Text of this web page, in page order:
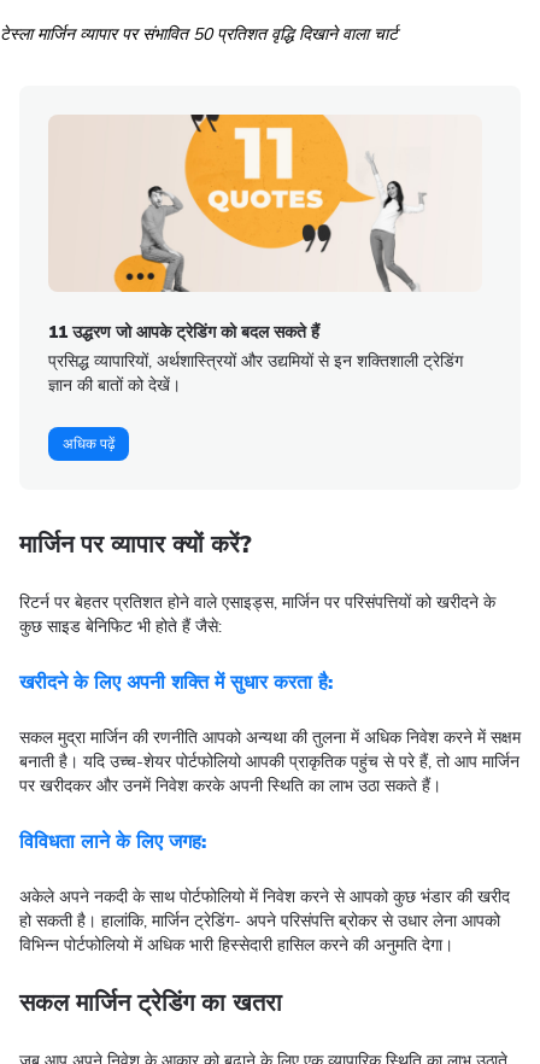
टेस्ला मार्जिन व्यापार पर संभावित 50 प्रतिशत वृद्धि दिखाने वाला चार्ट
11 उद्धरण जो आपके ट्रेडिंग को बदल सकते हैं
प्रसिद्ध व्यापारियों, अर्थशास्त्रियों और उद्यमियों से इन शक्तिशाली ट्रेडिंग
ज्ञान की बातों को देखें।
अधिक पढ़ें
मार्जिन पर व्यापार क्यों करें?
रिटर्न पर बेहतर प्रतिशत होने वाले एसाइड्स, मार्जिन पर परिसंपत्तियों को खरीदने के
कुछ साइड बेनिफिट भी होते हैं जैसे:
खरीदने के लिए अपनी शक्ति में सुधार करता है:
सकल मुद्रा मार्जिन की रणनीति आपको अन्यथा की तुलना में अधिक निवेश करने में सक्षम
बनाती है। यदि उच्च-शेयर पोर्टफोलियो आपकी प्राकृतिक पहुंच से परे हैं, तो आप मार्जिन
पर खरीदकर और उनमें निवेश करके अपनी स्थिति का लाभ उठा सकते हैं।
विविधता लाने के लिए जगह:
अकेले अपने नकदी के साथ पोर्टफोलियो में निवेश करने से आपको कुछ भंडार की खरीद
हो सकती है। हालांकि, मार्जिन ट्रेडिंग- अपने परिसंपत्ति ब्रोकर से उधार लेना आपको
विभिन्न पोर्टफोलियो में अधिक भारी हिस्सेदारी हासिल करने की अनुमति देगा।
सकल मार्जिन ट्रेडिंग का खतरा